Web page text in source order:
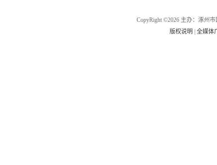
CopyRight ©2026 主办：涿州
版权说明
|全媒体